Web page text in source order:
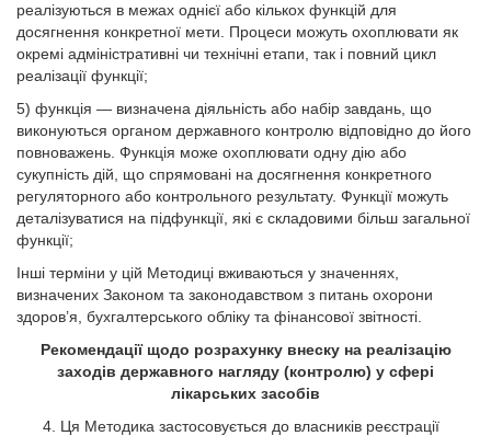
реалізуються в межах однієї або кількох функцій для
досягнення конкретної мети. Процеси можуть охоплювати як
окремі адміністративні чи технічні етапи, так і повний цикл
реалізації функції;
5) функція — визначена діяльність або набір завдань, що
виконуються органом державного контролю відповідно до його
повноважень. Функція може охоплювати одну дію або
сукупність дій, що спрямовані на досягнення конкретного
регуляторного або контрольного результату. Функції можуть
деталізуватися на підфункції, які є складовими більш загальної
функції;
Інші терміни у цій Методиці вживаються у значеннях,
визначених Законом та законодавством з питань охорони
здоров’я, бухгалтерського обліку та фінансової звітності.
Рекомендації щодо розрахунку внеску на реалізацію
заходів державного нагляду (контролю) у сфері
лікарських засобів
Ця Методика застосовується до власників реєстрації